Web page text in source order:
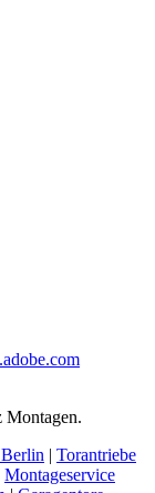
Montagen.
| Torantriebe
Montageservice